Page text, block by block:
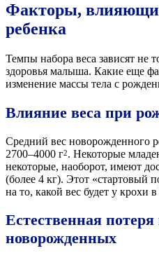
Факторы,
ребенка
Темпы набора веса зависят не
здоровья малыша. Какие еще
изменение массы тела с
Влияние веса при
Средний вес новорожденного
2700–4000 г2. Некоторые
некоторые, наоборот, имеют
(более 4 кг). Этот «стартовый
на то, какой вес будет у крохи
Естественная потеря
новорожденных